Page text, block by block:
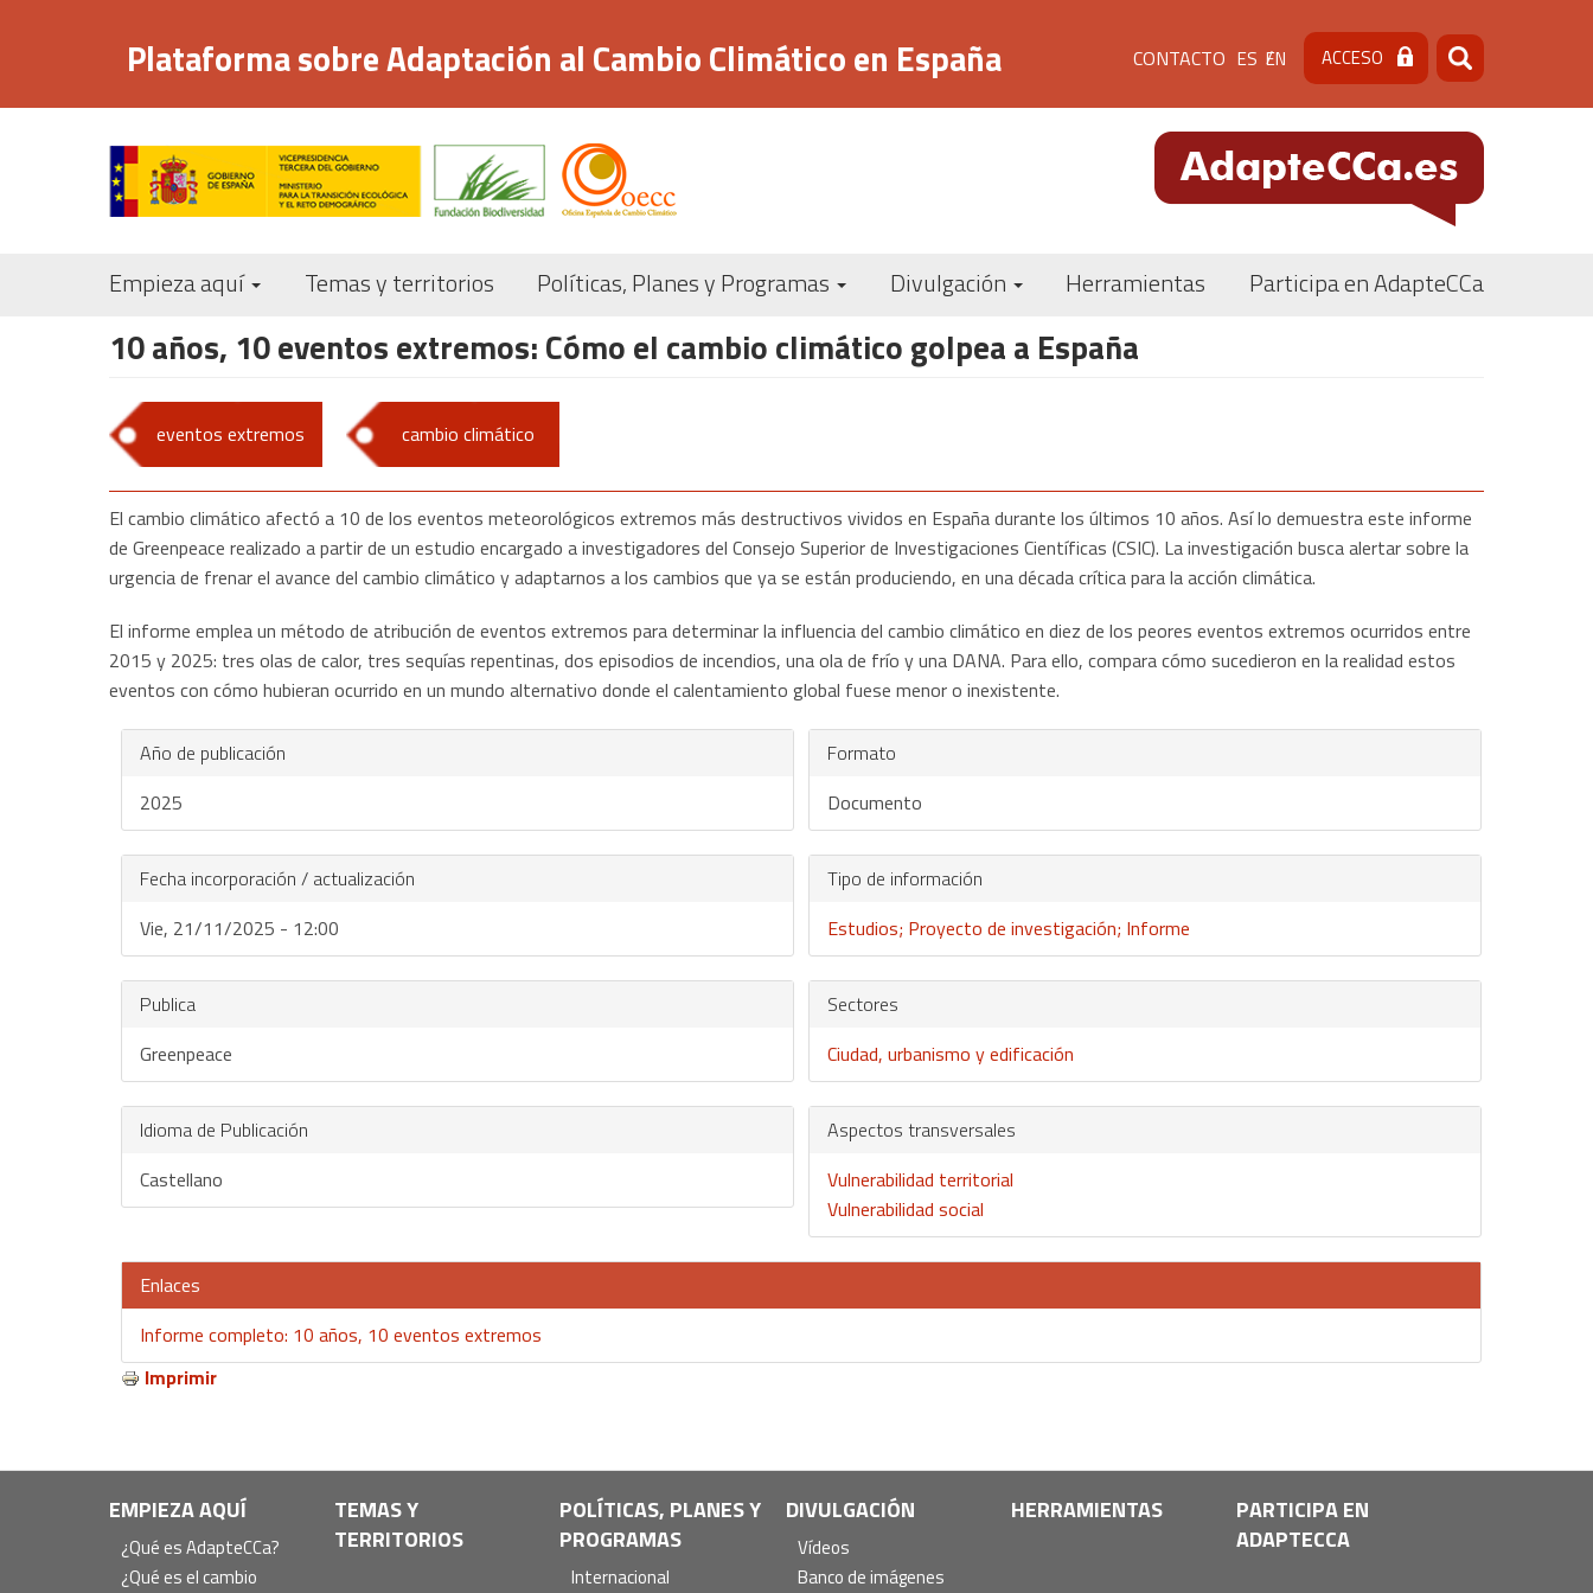
principal
Plataforma sobre Adaptación al Cambio Climático en España Menú
de
cabecera
[contacto]
CONTACTO ES EN ACCESO Buscar
Buscar
Navegación
Empieza aquí Temas y territorios Políticas, Planes y Programas Divulgación Herramientas Participa en AdapteCCa
10 años, 10 eventos extremos: Cómo el cambio climático golpea a España
eventos extremos cambio climático
El cambio climático afectó a 10 de los eventos meteorológicos extremos más destructivos vividos en España durante los últimos 10 años. Así lo demuestra este informe
de Greenpeace realizado a partir de un estudio encargado a investigadores del Consejo Superior de Investigaciones Científicas (CSIC). La investigación busca alertar sobre la
urgencia de frenar el avance del cambio climático y adaptarnos a los cambios que ya se están produciendo, en una década crítica para la acción climática.
El informe emplea un método de atribución de eventos extremos para determinar la influencia del cambio climático en diez de los peores eventos extremos ocurridos entre
2015 y 2025: tres olas de calor, tres sequías repentinas, dos episodios de incendios, una ola de frío y una DANA. Para ello, compara cómo sucedieron en la realidad estos
eventos con cómo hubieran ocurrido en un mundo alternativo donde el calentamiento global fuese menor o inexistente.
Año de publicación
2025
Fecha incorporación / actualización
Vie, 21/11/2025 - 12:00
Publica
Greenpeace
Idioma de Publicación
Castellano
Formato
Documento
Tipo de información
Estudios; Proyecto de investigación; Informe
Sectores
Ciudad, urbanismo y edificación
Aspectos transversales
Vulnerabilidad territorial
Vulnerabilidad social
Enlaces
Informe completo: 10 años, 10 eventos extremos
Imprimir
Navegación
principal
EMPIEZA AQUÍ
¿Qué es AdapteCCa?
¿Qué es el cambio
TEMAS Y
TERRITORIOS
POLÍTICAS, PLANES Y
PROGRAMAS
Internacional
DIVULGACIÓN
Vídeos
Banco de imágenes
HERRAMIENTAS
PARTICIPA EN
ADAPTECCA